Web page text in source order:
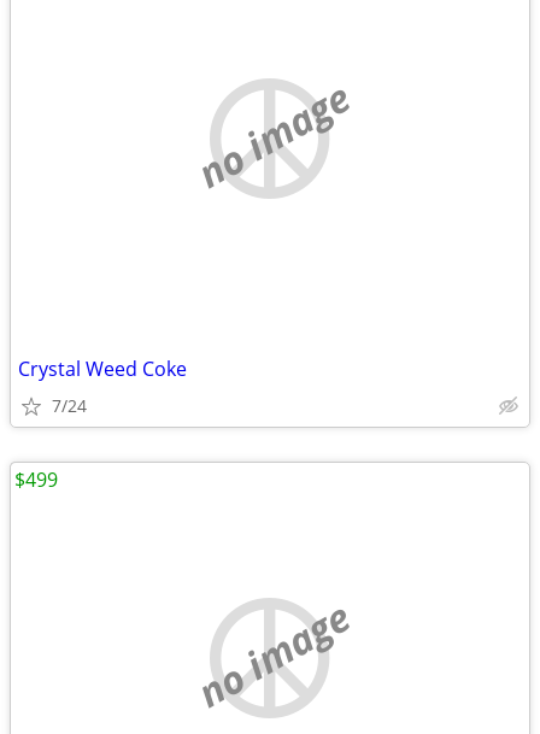
no image
Crystal Weed Coke
7/24
no image
$499